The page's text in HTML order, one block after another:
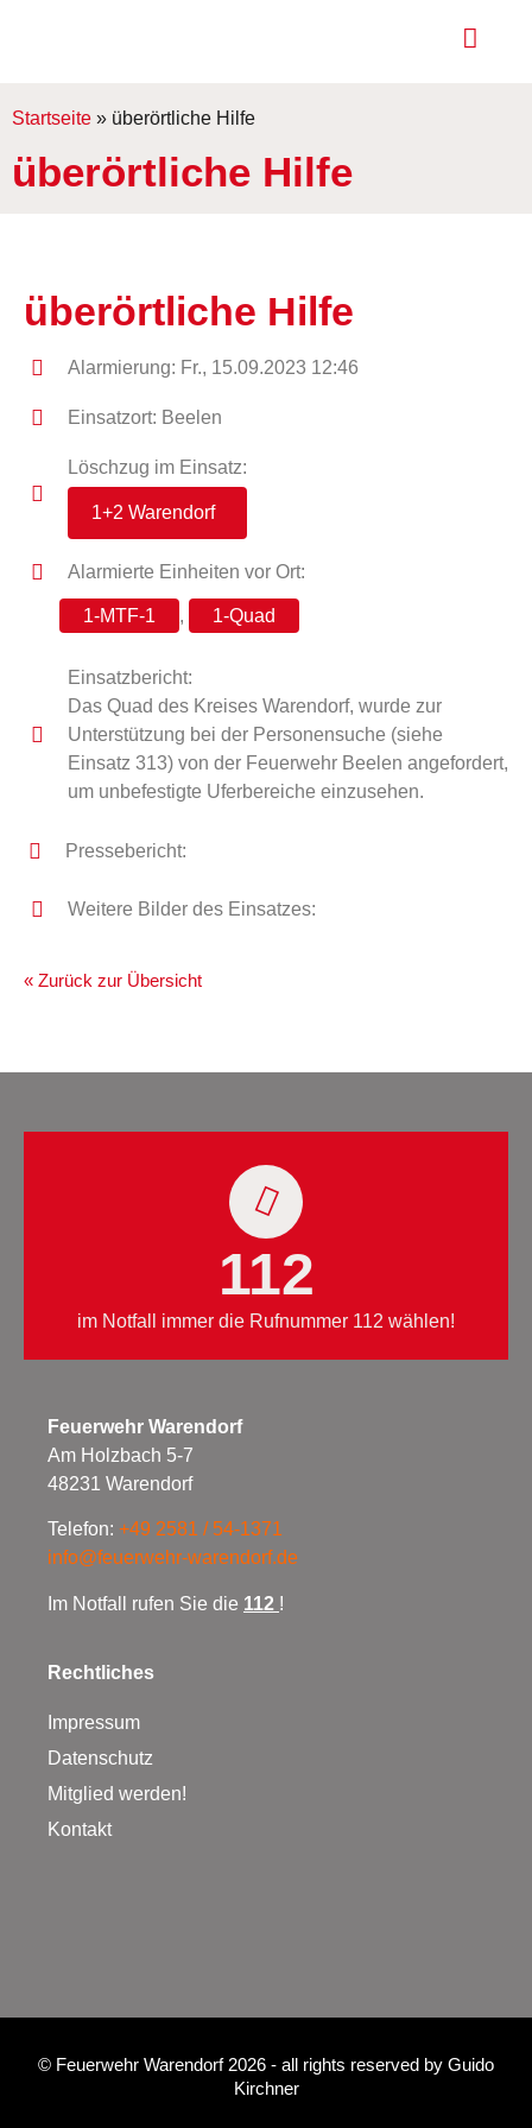
Startseite » überörtliche Hilfe
überörtliche Hilfe
überörtliche Hilfe
Alarmierung: Fr., 15.09.2023 12:46
Einsatzort: Beelen
Löschzug im Einsatz:
1+2 Warendorf
Alarmierte Einheiten vor Ort:
1-MTF-1 , 1-Quad
Einsatzbericht:
Das Quad des Kreises Warendorf, wurde zur
Unterstützung bei der Personensuche (siehe
Einsatz 313) von der Feuerwehr Beelen angefordert,
um unbefestigte Uferbereiche einzusehen.
Pressebericht:
Weitere Bilder des Einsatzes:
« Zurück zur Übersicht
112
im Notfall immer die Rufnummer 112 wählen!
Feuerwehr Warendorf
Am Holzbach 5-7
48231 Warendorf
Telefon: +49 2581 / 54-1371
info@feuerwehr-warendorf.de
Im Notfall rufen Sie die 112 !
Rechtliches
Impressum
Datenschutz
Mitglied werden!
Kontakt
© Feuerwehr Warendorf 2026 - all rights reserved by Guido
Kirchner